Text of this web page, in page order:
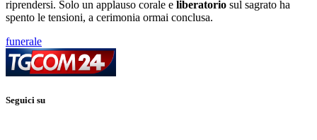
riprendersi. Solo un applauso corale e liberatorio sul sagrato ha
spento le tensioni, a cerimonia ormai conclusa.
funerale
Seguici su